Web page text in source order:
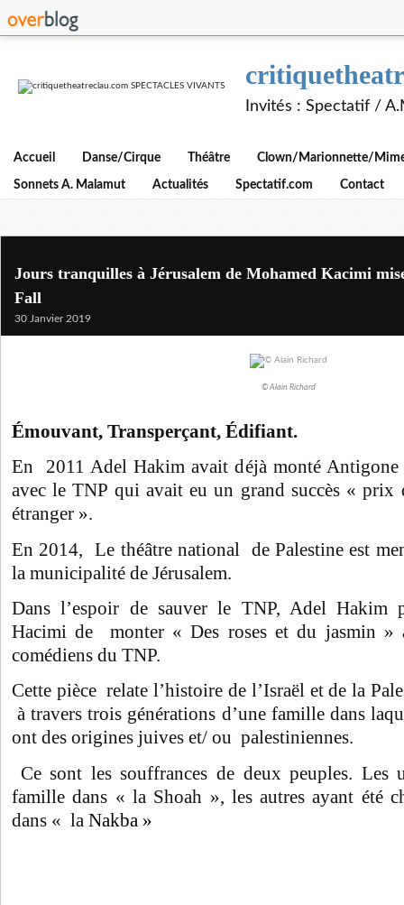
Invités : Spectatif /
Accueil Danse/Cirque Théâtre Clown/Marionnette/
Sonnets A. Malamut Actualités Spectatif.com Contact
Jours tranquilles à Jérusalem de Mohamed Kacimi
Fall
30 Janvier 2019
© Alain Richard
Émouvant, Transperçant, Édifiant.
En 2011 Adel Hakim avait déjà monté Antigone
avec le TNP qui avait eu un grand succès « prix
étranger ».
En 2014, Le théâtre national de Palestine est
la municipalité de Jérusalem.
Dans l’espoir de sauver le TNP, Adel Hakim
Hacimi de monter « Des roses et du jasmin »
comédiens du TNP.
Cette pièce relate l’histoire de l’Israël et de la
à travers trois générations d’une famille dans
ont des origines juives et/ ou palestiniennes.
Ce sont les souffrances de deux peuples. Les
famille dans « la Shoah », les autres ayant été
dans « la Nakba »